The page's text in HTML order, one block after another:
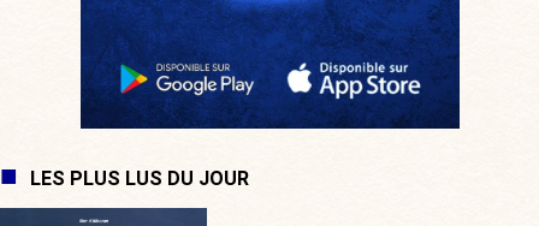
LES PLUS LUS DU JOUR